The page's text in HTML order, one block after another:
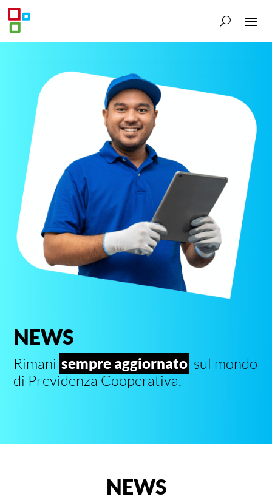
NEWS
Rimani sempre aggiornato sul mondo
di Previdenza Cooperativa.
NEWS